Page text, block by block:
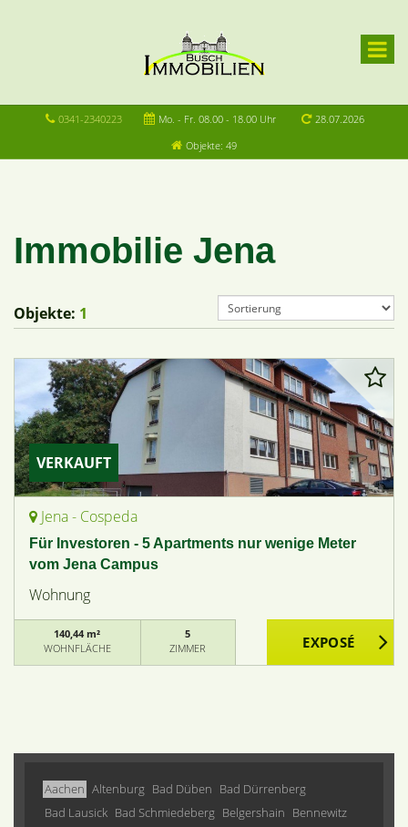
0341-2340223 Mo. - Fr. 08.00 - 18.00 Uhr
28.07.2026
Objekte: 49
Immobilie Jena
Objekte: 1
VERKAUFT
Jena - Cospeda
Für Investoren - 5 Apartments nur wenige Meter
vom Jena Campus
Wohnung
140,44 m²
WOHNFLÄCHE
5
ZIMMER
Aachen Altenburg Bad Düben Bad Dürrenberg
Bad Lausick Bad Schmiedeberg Belgershain Bennewitz